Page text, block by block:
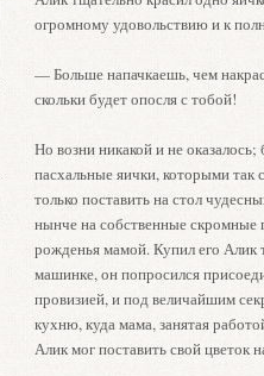
огромному удовольствию и к
— Больше напачкаешь, чем
скольки будет опосля с тобой!
Но возни никакой и не
пасхальные яички, которыми так
только поставить на стол
нынче на собственные скромные
рожденья мамой. Купил его Алик
машинке, он попросился
провизией, и под величайшим
кухню, куда мама, занятая
Алик мог поставить свой цветок